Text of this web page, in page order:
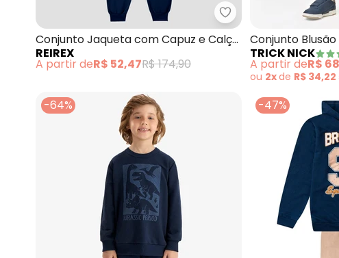
Reirex - Conjunto
Conjunto Jaqueta com Capuz e Calça
(Azul)
REIREX
A partir deR$ 52,47R$ 174,90
Conjunto
Felpa (Azul)
TRICK NICK
A partir deR$
ou 2xde R$ 34,22
-64% -47%